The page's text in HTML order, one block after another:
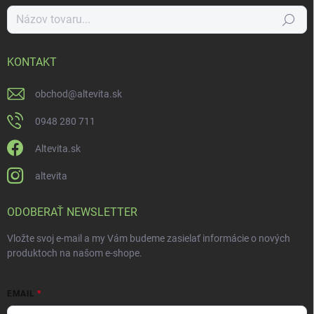
Hľadať
KONTAKT
obchod@altevita.sk
0948 280 711
Altevita.sk
altevita
ODOBERAŤ NEWSLETTER
Vložte svoj e-mail a my Vám budeme zasielať informácie o nových
produktoch na našom e-shope.
EMAIL